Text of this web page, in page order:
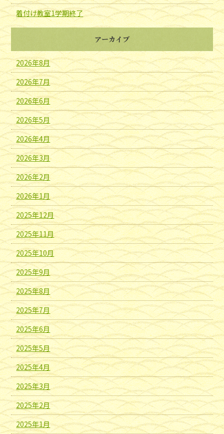
着付け教室1学期終了
アーカイブ
2026年8月
2026年7月
2026年6月
2026年5月
2026年4月
2026年3月
2026年2月
2026年1月
2025年12月
2025年11月
2025年10月
2025年9月
2025年8月
2025年7月
2025年6月
2025年5月
2025年4月
2025年3月
2025年2月
2025年1月